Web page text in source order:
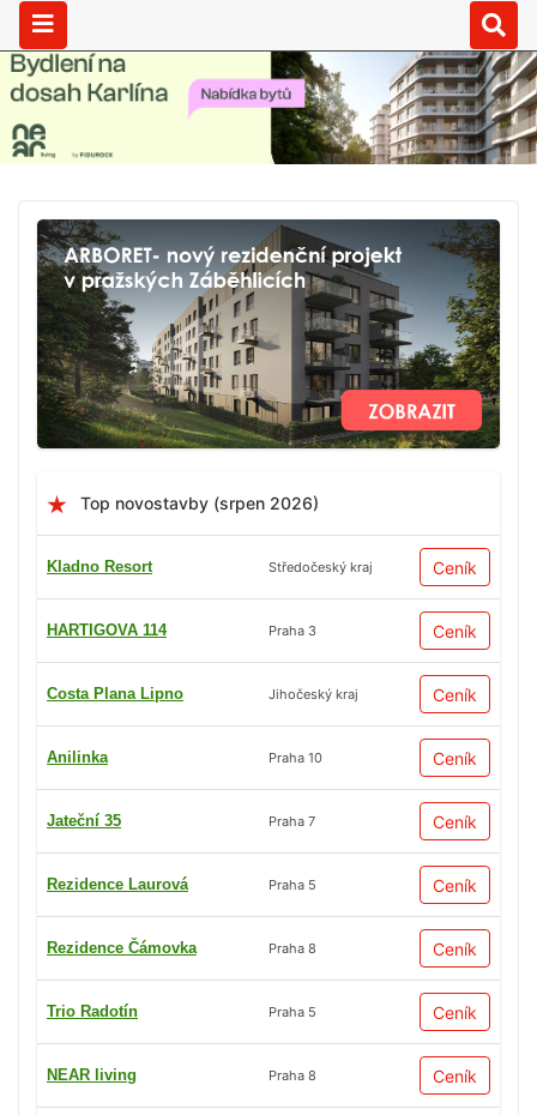
Top novostavby (srpen 2026)
Kladno Resort Středočeský kraj Ceník
HARTIGOVA 114 Praha 3 Ceník
Costa Plana Lipno Jihočeský kraj Ceník
Anilinka Praha 10 Ceník
Jateční 35 Praha 7 Ceník
Rezidence Laurová Praha 5 Ceník
Rezidence Čámovka Praha 8 Ceník
Trio Radotín Praha 5 Ceník
NEAR living Praha 8 Ceník